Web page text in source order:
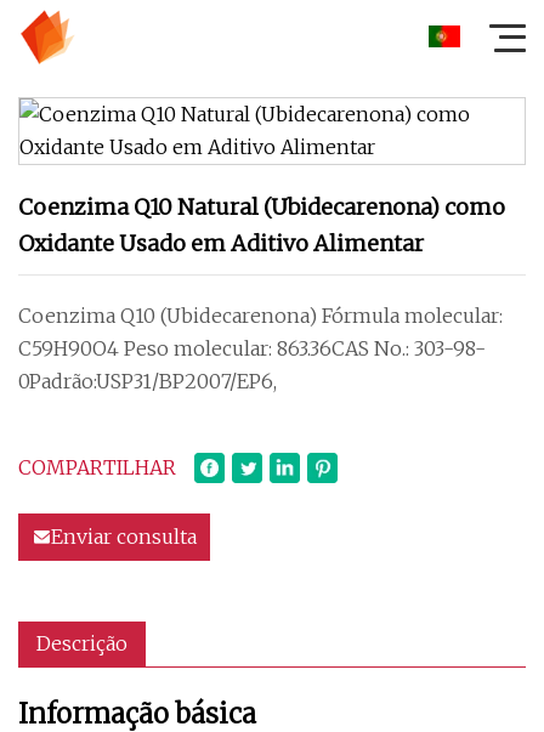
Coenzima Q10 Natural (Ubidecarenona) como
Oxidante Usado em Aditivo Alimentar
Coenzima Q10 (Ubidecarenona) Fórmula molecular:
C59H90O4 Peso molecular: 863.36CAS No.: 303-98-
0Padrão:USP31/BP2007/EP6,
COMPARTILHAR
Enviar consulta
Descrição
Informação básica